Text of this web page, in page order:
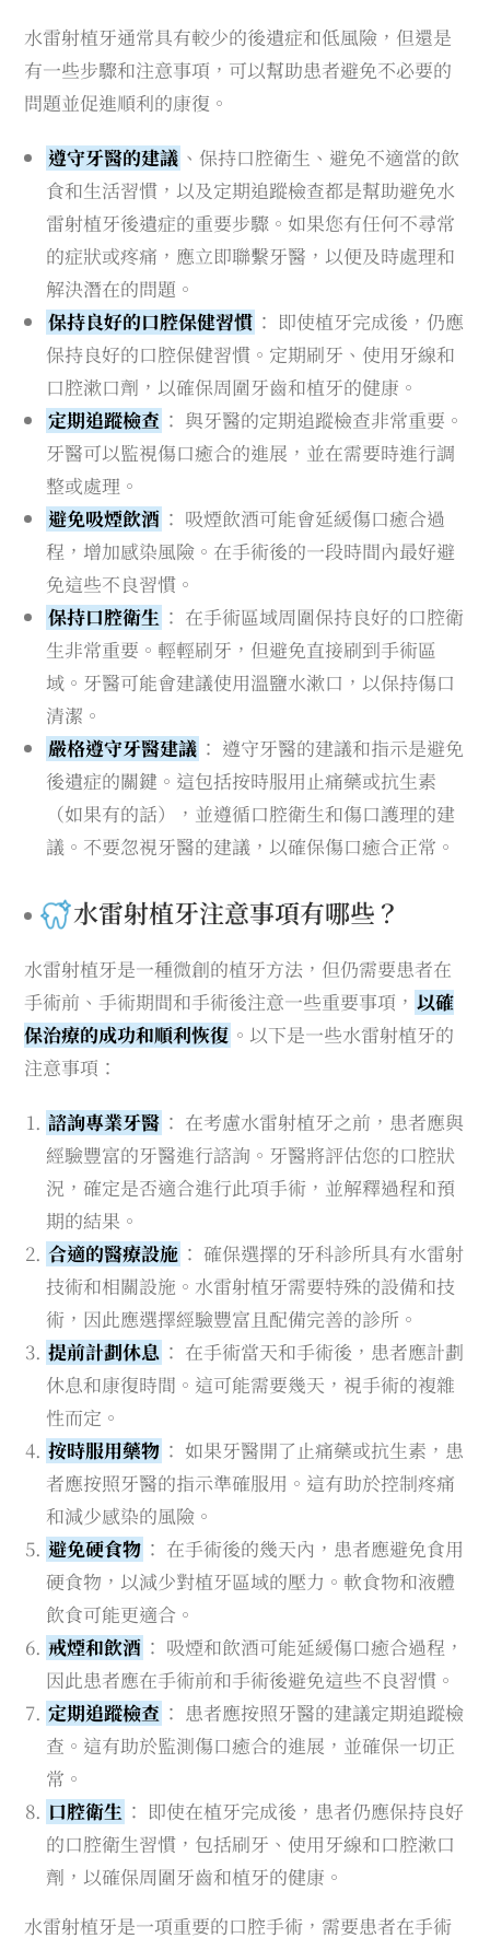
水雷射植牙通常具有較少的後遺症和低風險，但還是
有一些步驟和注意事項，可以幫助患者避免不必要的
問題並促進順利的康復。
遵守牙醫的建議 、保持口腔衛生、避免不適當的飲
食和生活習慣，以及定期追蹤檢查都是幫助避免水
雷射植牙後遺症的重要步驟。如果您有任何不尋常
的症狀或疼痛，應立即聯繫牙醫，以便及時處理和
解決潛在的問題。
保持良好的口腔保健習慣 ： 即使植牙完成後，仍應
保持良好的口腔保健習慣。定期刷牙、使用牙線和
口腔漱口劑，以確保周圍牙齒和植牙的健康。
定期追蹤檢查 ： 與牙醫的定期追蹤檢查非常重要。
牙醫可以監視傷口癒合的進展，並在需要時進行調
整或處理。
避免吸煙飲酒 ： 吸煙飲酒可能會延緩傷口癒合過
程，增加感染風險。在手術後的一段時間內最好避
免這些不良習慣。
保持口腔衛生 ： 在手術區域周圍保持良好的口腔衛
生非常重要。輕輕刷牙，但避免直接刷到手術區
域。牙醫可能會建議使用溫鹽水漱口，以保持傷口
清潔。
嚴格遵守牙醫建議 ： 遵守牙醫的建議和指示是避免
後遺症的關鍵。這包括按時服用止痛藥或抗生素
（如果有的話），並遵循口腔衛生和傷口護理的建
議。不要忽視牙醫的建議，以確保傷口癒合正常。
水雷射植牙注意事項有哪些？
水雷射植牙是一種微創的植牙方法，但仍需要患者在
手術前、手術期間和手術後注意一些重要事項， 以確
保治療的成功和順利恢復 。以下是一些水雷射植牙的
注意事項：
諮詢專業牙醫 ： 在考慮水雷射植牙之前，患者應與
經驗豐富的牙醫進行諮詢。牙醫將評估您的口腔狀
況，確定是否適合進行此項手術，並解釋過程和預
期的結果。
合適的醫療設施 ： 確保選擇的牙科診所具有水雷射
技術和相關設施。水雷射植牙需要特殊的設備和技
術，因此應選擇經驗豐富且配備完善的診所。
提前計劃休息 ： 在手術當天和手術後，患者應計劃
休息和康復時間。這可能需要幾天，視手術的複雜
性而定。
按時服用藥物 ： 如果牙醫開了止痛藥或抗生素，患
者應按照牙醫的指示準確服用。這有助於控制疼痛
和減少感染的風險。
避免硬食物 ： 在手術後的幾天內，患者應避免食用
硬食物，以減少對植牙區域的壓力。軟食物和液體
飲食可能更適合。
戒煙和飲酒 ： 吸煙和飲酒可能延緩傷口癒合過程，
因此患者應在手術前和手術後避免這些不良習慣。
定期追蹤檢查 ： 患者應按照牙醫的建議定期追蹤檢
查。這有助於監測傷口癒合的進展，並確保一切正
常。
口腔衛生 ： 即使在植牙完成後，患者仍應保持良好
的口腔衛生習慣，包括刷牙、使用牙線和口腔漱口
劑，以確保周圍牙齒和植牙的健康。
水雷射植牙是一項重要的口腔手術，需要患者在手術